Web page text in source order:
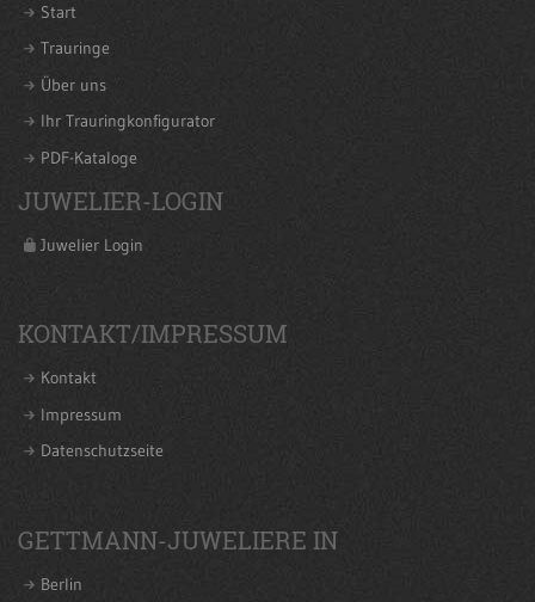
Start
Trauringe
Über uns
Ihr Trauringkonfigurator
PDF-Kataloge
JUWELIER-LOGIN
Juwelier Login
KONTAKT/IMPRESSUM
Kontakt
Impressum
Datenschutzseite
GETTMANN-JUWELIERE IN
Berlin